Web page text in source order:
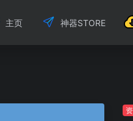
主页 神器STORE